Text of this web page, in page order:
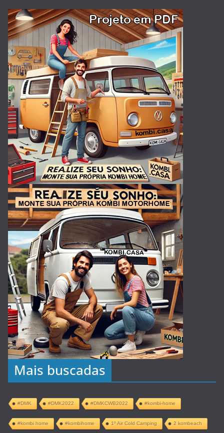
Mais buscadas
#DMK #DMK2022 #DMKCWB2022 #kombi-home
#kombi home #kombihome 1º Air Cold Camping 2 kombeach